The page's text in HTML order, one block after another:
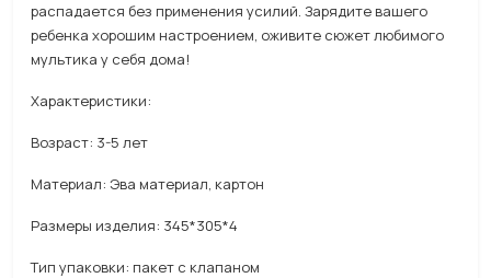
распадается без применения усилий. Зарядите вашего
ребенка хорошим настроением, оживите сюжет любимого
мультика у себя дома!
Характеристики:
Возраст: 3-5 лет
Материал: Эва материал, картон
Размеры изделия: 345*305*4
Тип упаковки: пакет с клапаном